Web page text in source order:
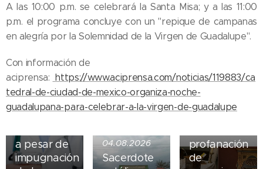
A las 10:00 p.m. se celebrará la Santa Misa; y a las 11:00
p.m. el programa concluye con un "repique de campanas
en alegría por la Solemnidad de la Virgen de Guadalupe".
Con información de
aciprensa: https://www.aciprensa.com/noticias/119883/ca
tedral-de-ciudad-de-mexico-organiza-noche-
guadalupana-para-celebrar-a-la-virgen-de-guadalupe
Ley del
suicidio
asistido
entra en
a pesar de
impugnación
04.08.2026
Sacerdote
04.08.2026
Iglesia de
profanación
de